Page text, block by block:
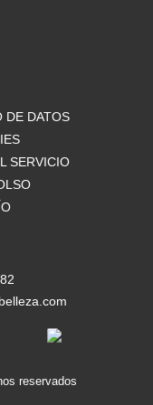
DE DATOS
SERVICIO
reservados